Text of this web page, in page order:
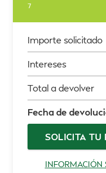
7
Importe solicitado
Intereses
Total a devolver
Fecha de
SOLICITA TU
INFORMACIÓN